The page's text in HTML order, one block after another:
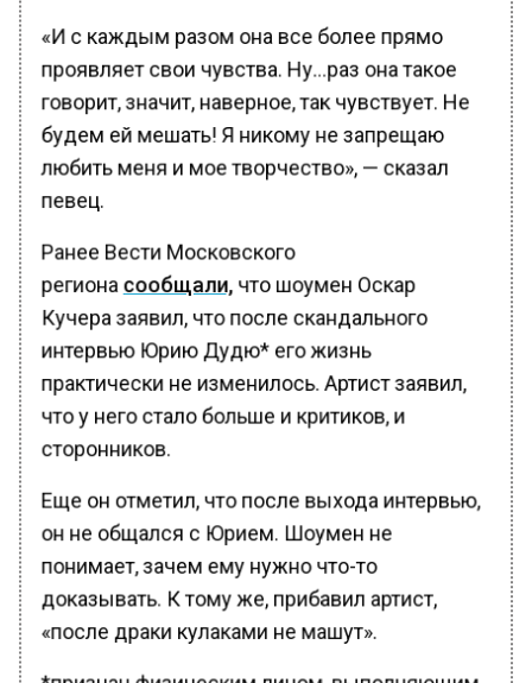
«И с каждым разом она все более прямо
проявляет свои чувства. Ну…раз она такое
говорит, значит, наверное, так чувствует. Не
будем ей мешать! Я никому не запрещаю
любить меня и мое творчество», — сказал
певец.
Ранее Вести Московского
региона сообщали, что шоумен Оскар
Кучера заявил, что после скандального
интервью Юрию Дудю* его жизнь
практически не изменилось. Артист заявил,
что у него стало больше и критиков, и
сторонников.
Еще он отметил, что после выхода интервью,
он не общался с Юрием. Шоумен не
понимает, зачем ему нужно что-то
доказывать. К тому же, прибавил артист,
«после драки кулаками не машут».